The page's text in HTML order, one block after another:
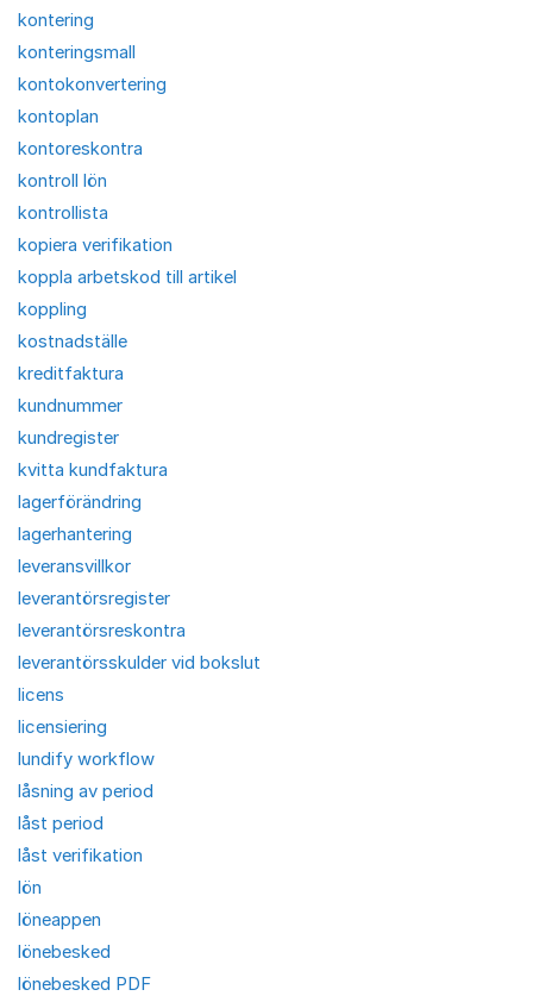
kontering
konteringsmall
kontokonvertering
kontoplan
kontoreskontra
kontroll lön
kontrollista
kopiera verifikation
koppla arbetskod till artikel
koppling
kostnadställe
kreditfaktura
kundnummer
kundregister
kvitta kundfaktura
lagerförändring
lagerhantering
leveransvillkor
leverantörsregister
leverantörsreskontra
leverantörsskulder vid bokslut
licens
licensiering
lundify workflow
låsning av period
låst period
låst verifikation
lön
löneappen
lönebesked
lönebesked PDF